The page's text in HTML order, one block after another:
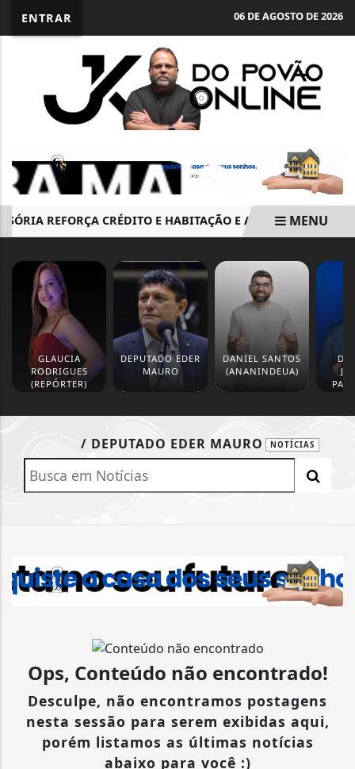
ENTRAR 06 DE AGOSTO DE 2026
REFORÇA CRÉDITO E HABITAÇÃO E ALTERA MENU
GLAUCIA
RODRIGUES
(REPÓRTER)
DEPUTADO EDER
MAURO
DANIEL SANTOS
(ANANINDEUA)
/ DEPUTADO EDER MAURO NOTÍCIAS
Ops, Conteúdo não encontrado!
Desculpe, não encontramos postagens
nesta sessão para serem exibidas aqui,
porém listamos as últimas notícias
abaixo para você :)